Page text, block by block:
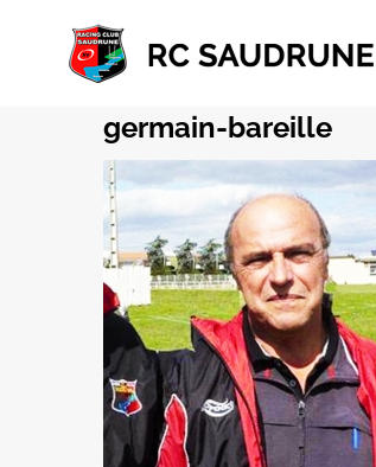
contenu
germain-bareille